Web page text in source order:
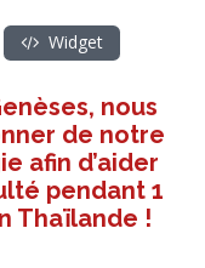
Widget
nous
de notre
afin d’aider
pendant 1
Thaïlande !